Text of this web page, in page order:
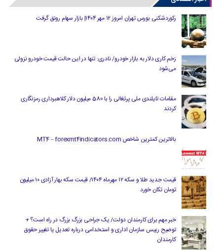
رکوردشکنی بورس تهران امروز ۱۲ مهر ۱۴۰۴| بازار سهام رونق گرفت
زخم کاری دلار به بازار خودرو/ نادری: تنها در این حالت قیمت خودرو نزولی
می‌شود
مقامات تایلندی ملی پرتغالی را با 580 میلیون دلار کلاهبرداری رمزنگاری
کردند
بالاترین کمترین شاخص MT4 – forexmt4indicators.com
قیمت جدید طلا و سکه ۱۲ مهرماه ۱۴۰۴/ قیمت سکه بهار آزادی ۱۰ میلیون
تومان تکان خورد
خبر مهم برای کارمندان دولت/ یک جراحی بزرگ بزرگ در راه است؟ +
توضیح رییس سازمان اداری و استخدامی درباره تعدیل یا تغییر حقوق
کارمندان